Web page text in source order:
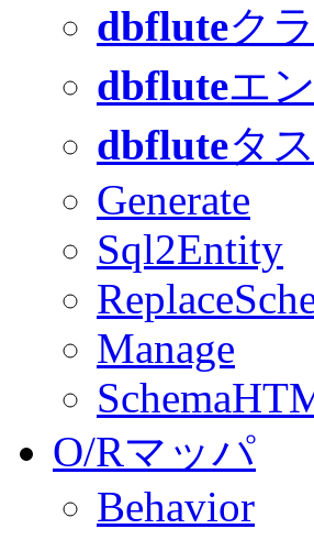
dbfluteク
dbfluteエ
dbfluteタ
Generate
Sql2Entity
Manage
O/Rマッパ
Behavior